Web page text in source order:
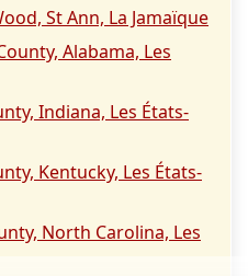
St Ann, La Jamaïque
Alabama, Les
Indiana, Les États-
Kentucky, Les États-
North Carolina, Les